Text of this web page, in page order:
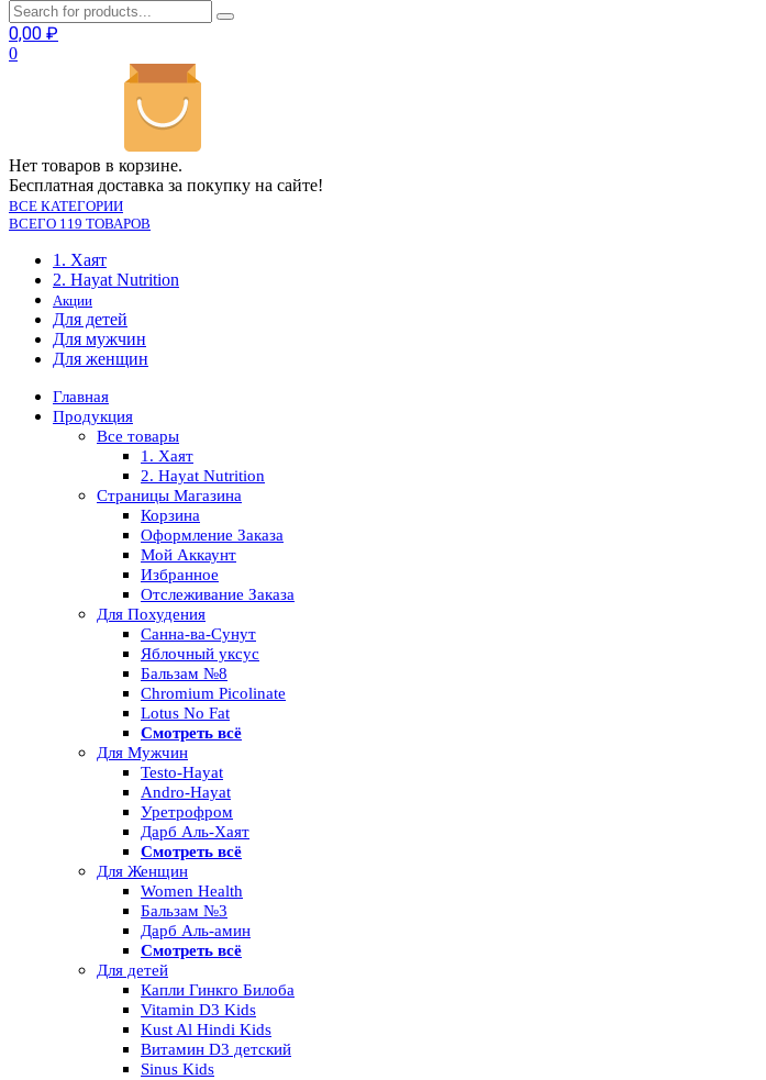
0,00 ₽
0
Нет товаров в корзине.
Бесплатная доставка за покупку на сайте!
ВСЕ КАТЕГОРИИ
ВСЕГО 119 ТОВАРОВ
1. Хаят
2. Hayat Nutrition
Акции
Для детей
Для мужчин
Для женщин
Главная
Продукция
Все товары
1. Хаят
2. Hayat Nutrition
Страницы Магазина
Корзина
Оформление Заказа
Мой Аккаунт
Избранное
Отслеживание Заказа
Для Похудения
Санна-ва-Сунут
Яблочный уксус
Бальзам №8
Chromium Picolinate
Lotus No Fat
Смотреть всё
Для Мужчин
Testo-Hayat
Andro-Hayat
Уретрофром
Дарб Аль-Хаят
Смотреть всё
Для Женщин
Women Health
Бальзам №3
Дарб Аль-амин
Смотреть всё
Для детей
Капли Гинкго Билоба
Vitamin D3 Kids
Kust Al Hindi Kids
Витамин D3 детский
Sinus Kids